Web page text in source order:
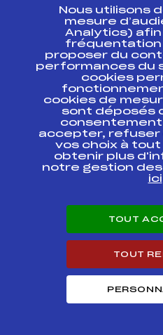
SENIOR
BNAM0072.FFS
SAMSE
TOUR
SENIOR
BNAT0064
RELAIS
SAMSE
TOUR
BNAM0032.FFS
SPRINT
U19 /
SENIOR
SENIOR
BNAM0022.FFS
Nous utilisons
mesure
Analytics) afin
fréquentation
proposer du
performances du
cookies
cookies de
sont déposés
accepter, refuser
vos choix à
obtenir plus
notre gestion
ici
TOUT
TOUT